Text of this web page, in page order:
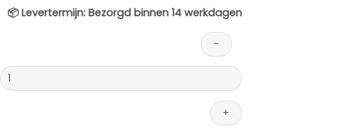
📦Levertermijn: Bezorgd binnen 14 werkdagen
Relaxfauteuil
Chill